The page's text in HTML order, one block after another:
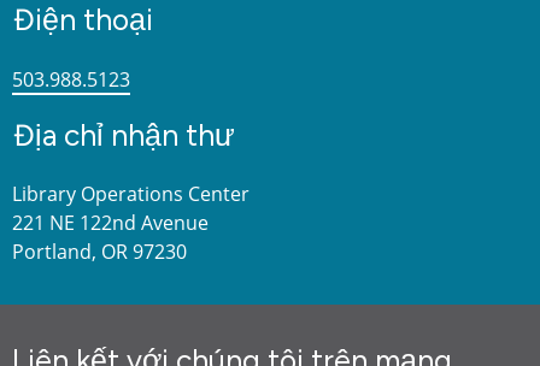
Điện thoại
503.988.5123
Địa chỉ nhận thư
Library Operations Center
221 NE 122nd Avenue
Portland, OR 97230